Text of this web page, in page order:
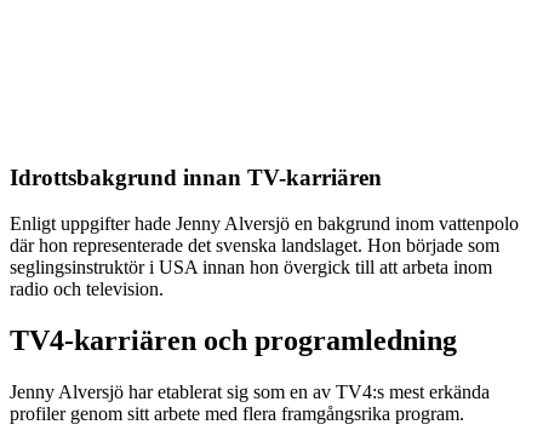
Idrottsbakgrund innan TV-karriären
Enligt uppgifter hade Jenny Alversjö en bakgrund inom vattenpolo
där hon representerade det svenska landslaget. Hon började som
seglingsinstruktör i USA innan hon övergick till att arbeta inom
radio och television.
TV4-karriären och programledning
Jenny Alversjö har etablerat sig som en av TV4:s mest erkända
profiler genom sitt arbete med flera framgångsrika program.